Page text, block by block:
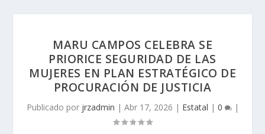
MARU CAMPOS CELEBRA SE
PRIORICE SEGURIDAD DE LAS
MUJERES EN PLAN ESTRATÉGICO DE
PROCURACIÓN DE JUSTICIA
Publicado por jrzadmin | Abr 17, 2026 | Estatal | 0 |